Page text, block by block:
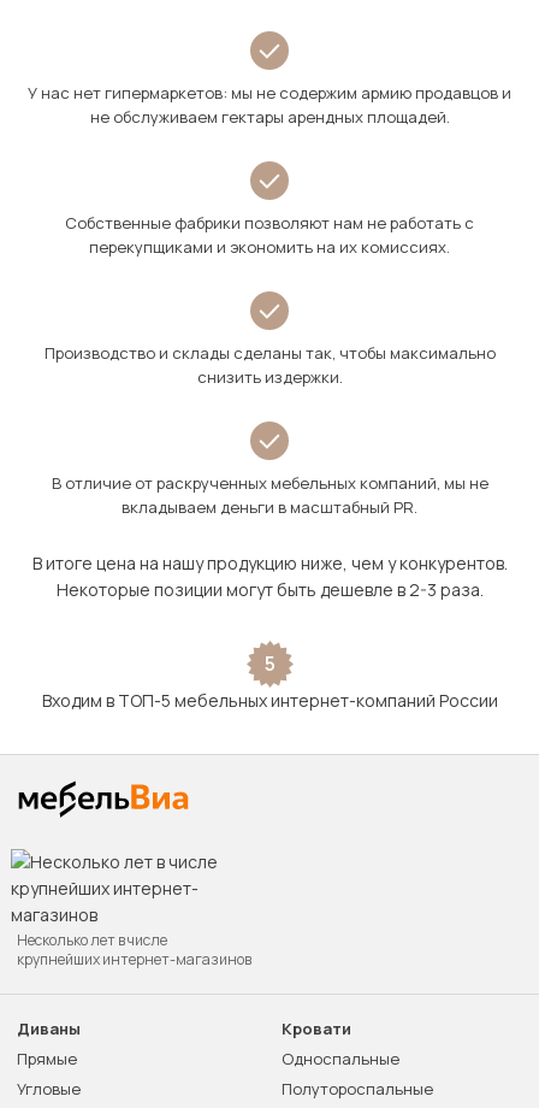
У нас нет гипермаркетов: мы не содержим армию продавцов и
не обслуживаем гектары арендных площадей.
Собственные фабрики позволяют нам не работать с
перекупщиками и экономить на их комиссиях.
Производство и склады сделаны так, чтобы максимально
снизить издержки.
В отличие от раскрученных мебельных компаний, мы не
вкладываем деньги в масштабный PR.
В итоге цена на нашу продукцию ниже, чем у конкурентов.
Некоторые позиции могут быть дешевле в 2-3 раза.
5
Входим в ТОП-5 мебельных интернет-компаний России
Несколько лет в числе
крупнейших интернет-магазинов
Диваны
Прямые
Угловые
Кровати
Односпальные
Полутороспальные